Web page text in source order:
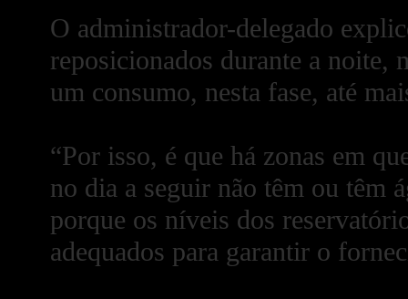
O administrador-delegado
reposicionados durante a noite,
um consumo, nesta fase, até
“Por isso, é que há zonas em
no dia a seguir não têm ou têm
porque os níveis dos
adequados para garantir o